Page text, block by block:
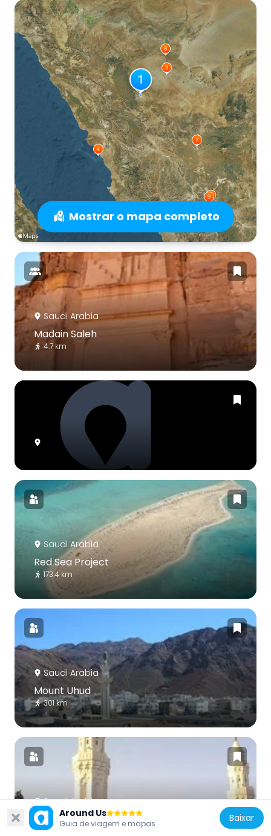
Mostrar o mapa completo
Saudi Arabia
Madain Saleh
4.7 km
Saudi Arabia
Red Sea Project
173.4 km
Saudi Arabia
Mount Uhud
301 km
Saudi Arabia
Masjid al-Qiblatain
302.2 km
Around Us
Guia de viagem e mapas Baixar